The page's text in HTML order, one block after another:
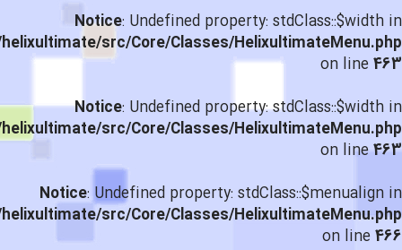
Notice: Undefined property: stdClass::$width in
src/Core/Classes/HelixultimateMenu.php
on line463
Notice: Undefined property: stdClass::$width in
src/Core/Classes/HelixultimateMenu.php
on line463
Notice: Undefined property: stdClass::$menualign in
src/Core/Classes/HelixultimateMenu.php
on line466